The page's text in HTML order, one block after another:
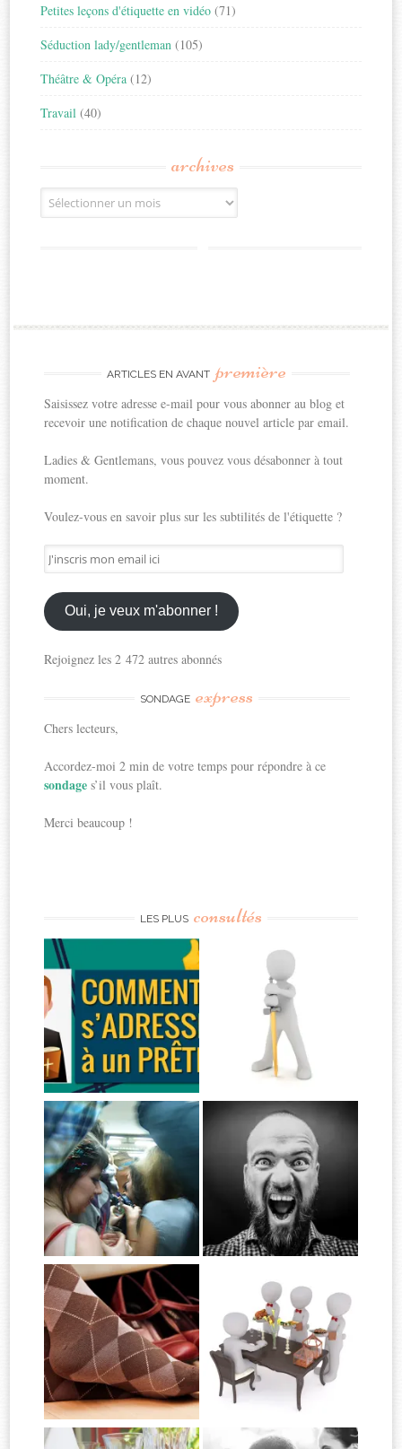
Petites leçons d'étiquette en vidéo (71)
Séduction lady/gentleman (105)
Théâtre & Opéra (12)
Travail (40)
archives
Archives
ARTICLES EN AVANT première
Saisissez votre adresse e-mail pour vous abonner au blog et
recevoir une notification de chaque nouvel article par email.
Ladies & Gentlemans, vous pouvez vous désabonner à tout
moment.
Voulez-vous en savoir plus sur les subtilités de l'étiquette ?
J'inscris
mon
email
ici
Oui, je veux m'abonner !
Rejoignez les 2 472 autres abonnés
SONDAGE express
Chers lecteurs,
Accordez-moi 2 min de votre temps pour répondre à ce
sondages’il vous plaît.
Merci beaucoup !
LES PLUS consultés